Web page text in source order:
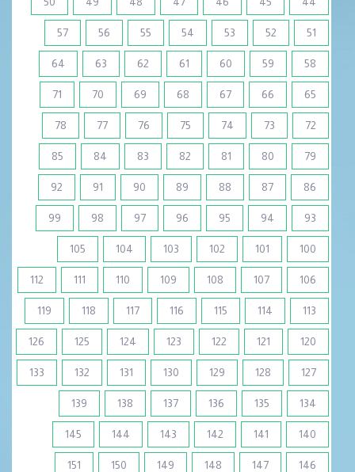
51
52
53
54
55
56
57
58
59
60
61
62
63
64
65
66
67
68
69
70
71
72
73
74
75
76
77
78
79
80
81
82
83
84
85
86
87
88
89
90
91
92
93
94
95
96
97
98
99
100
101
102
103
104
105
106
107
108
109
110
111
112
113
114
115
116
117
118
119
120
121
122
123
124
125
126
127
128
129
130
131
132
133
134
135
136
137
138
139
140
141
142
143
144
145
146
147
148
149
150
151